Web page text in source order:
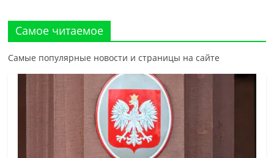
Самое читаемое
Самые популярные новости и страницы на сайте